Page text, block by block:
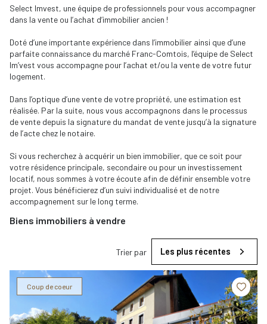
Select Imvest, une équipe de professionnels pour vous accompagner
dans la vente ou l’achat d’immobilier ancien !
Doté d’une importante expérience dans l’immobilier ainsi que d’une
parfaite connaissance du marché Franc-Comtois, l’équipe de Select
Im’vest vous accompagne pour l’achat et/ou la vente de votre futur
logement.
Dans l’optique d’une vente de votre propriété, une estimation est
réalisée. Par la suite, nous vous accompagnons dans le processus
de vente depuis la signature du mandat de vente jusqu’à la signature
de l’acte chez le notaire.
Si vous recherchez à acquérir un bien immobilier, que ce soit pour
votre résidence principale, secondaire ou pour un investissement
locatif, nous sommes à votre écoute afin de définir ensemble votre
projet. Vous bénéficierez d’un suivi individualisé et de notre
accompagnement sur le long terme.
Biens immobiliers à vendre
Trier par Les plus récentes
Coup de coeur